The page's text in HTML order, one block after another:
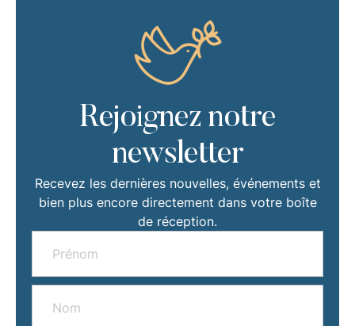
Rejoignez notre
newsletter
Recevez les dernières nouvelles, événements et
bien plus encore directement dans votre boîte
de réception.